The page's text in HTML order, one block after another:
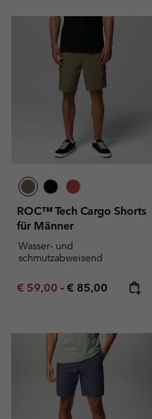
ROC™ Tech Cargo Shorts
für Männer
Wasser- und
schmutzabweisend
Minimum sale price:
€ 59,00 - Maximum price:
€ 85,00